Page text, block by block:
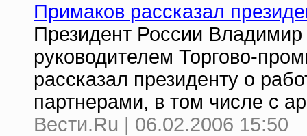
Примаков рассказал
Президент России Владимир
руководителем Торгово-
рассказал президенту о
партнерами, в том числе с
Вести.Ru | 06.02.2006 15:50